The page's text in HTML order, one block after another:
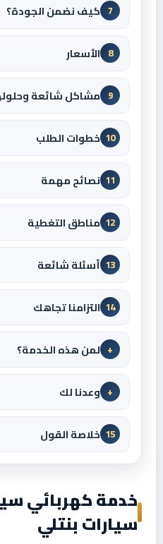
7 كيف نضمن الجودة؟
8 الأسعار
9 مشاكل شائعة
10 خطوات الطلب
11 نصائح مهمة
12 مناطق التغطية
13 أسئلة شائعة
14 التزامنا تجاهك
+ لمن هذه الخدمة؟
+ وعدنا لك
15 خلاصة القول
خدمة كهربائي
سيارات بنتلي